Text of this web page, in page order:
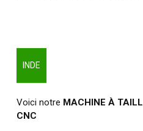
INDE
Voici notre MACHINE À
CNC